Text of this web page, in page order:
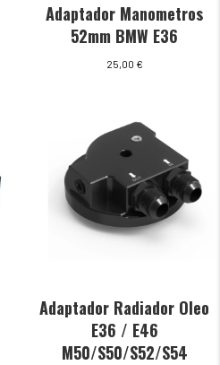
Adaptador Manometros
52mm BMW E36
25,00 €
Adaptador Radiador Oleo
E36 / E46
M50/S50/S52/S54